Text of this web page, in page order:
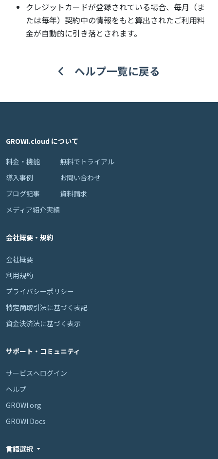
クレジットカードが登録されている場合、毎月（ま
たは毎年）契約中の情報をもと算出されたご利用料
金が自動的に引き落とされます。
ヘルプ一覧に戻る
GROWI.cloud について
料金・機能
導入事例
ブログ記事
メディア紹介実績
無料でトライアル
お問い合わせ
資料請求
会社概要・規約
会社概要
利用規約
プライバシーポリシー
特定商取引法に基づく表記
資金決済法に基づく表示
サポート・コミュニティ
サービスへログイン
ヘルプ
GROWI.org
GROWI Docs
言語選択